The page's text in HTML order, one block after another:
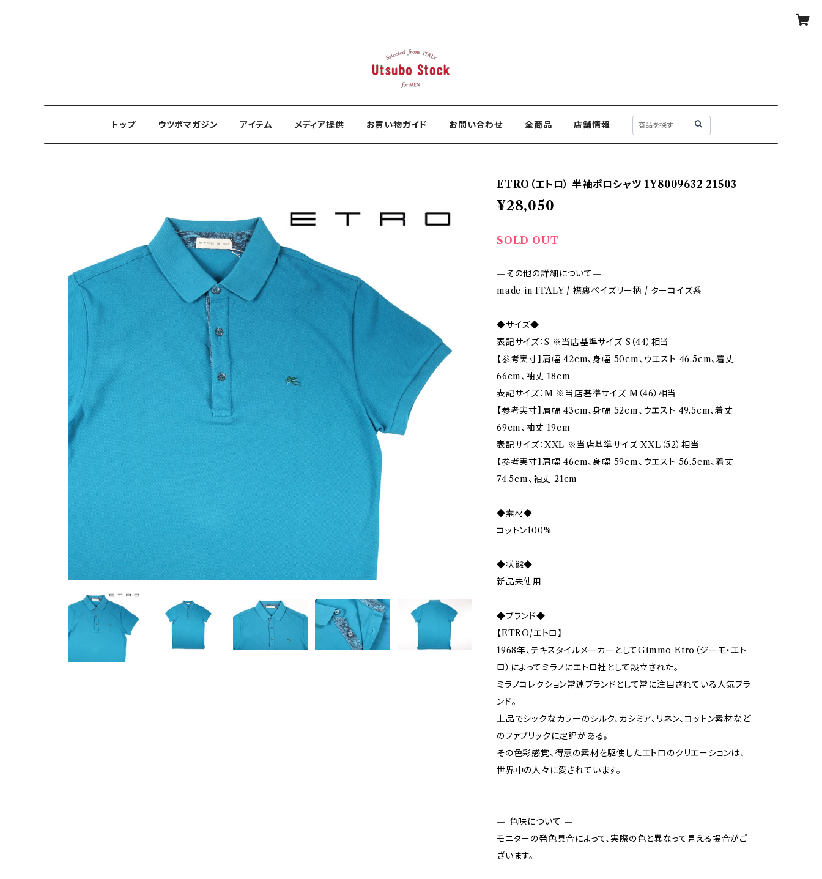
トップ ウツボマガジン アイテム メディア提供 お買い物ガイド お問い合わせ 全商品 店舗情報
ETRO（エトロ） 半袖ポロシャツ 1Y8009632 21503
¥28,050
SOLD OUT
—その他の詳細について—
made in ITALY / 襟裏ペイズリー柄 / ターコイズ系
◆サイズ◆
表記サイズ：S ※当店基準サイズ S（44）相当
【参考実寸】肩幅 42cm、身幅 50cm、ウエスト 46.5cm、着丈
66cm、袖丈 18cm
表記サイズ：M ※当店基準サイズ M（46）相当
【参考実寸】肩幅 43cm、身幅 52cm、ウエスト 49.5cm、着丈
69cm、袖丈 19cm
表記サイズ：XXL ※当店基準サイズ XXL（52）相当
【参考実寸】肩幅 46cm、身幅 59cm、ウエスト 56.5cm、着丈
74.5cm、袖丈 21cm
◆素材◆
コットン100%
◆状態◆
新品未使用
◆ブランド◆
【ETRO/エトロ】
1968年、テキスタイルメーカーとしてGimmo Etro（ジーモ・エト
ロ）によってミラノにエトロ社として設立された。
ミラノコレクション常連ブランドとして常に注目されている人気ブラ
ンド。
上品でシックなカラーのシルク、カシミア、リネン、コットン素材など
のファブリックに定評がある。
その色彩感覚、得意の素材を駆使したエトロのクリエーションは、
世界中の人々に愛されています。
— 色味について —
モニターの発色具合によって、実際の色と異なって見える場合がご
ざいます。